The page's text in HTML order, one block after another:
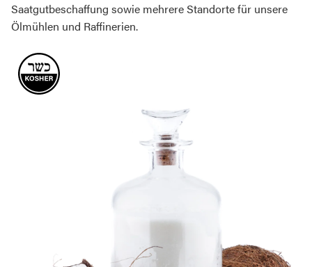
Saatgutbeschaffung sowie mehrere Standorte für unsere
Ölmühlen und Raffinerien.